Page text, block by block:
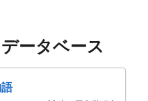
ータベース